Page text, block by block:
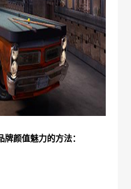
颜值魅力的方法：